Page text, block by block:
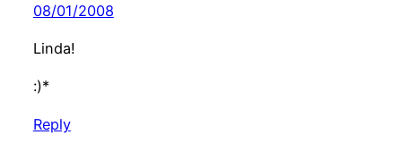
08/01/2008
Linda!
:)*
Reply